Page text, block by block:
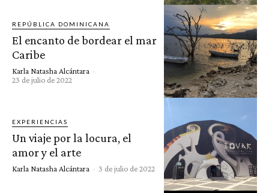
REPÚBLICA DOMINICANA
El encanto de bordear el mar
Caribe
Karla Natasha Alcántara -
23 de julio de 2022
EXPERIENCIAS
Un viaje por la locura, el
amor y el arte
Karla Natasha Alcántara - 3 de julio de 2022